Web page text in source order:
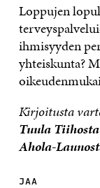
Loppujen
ihmisyyden
yhteiskunta?
Kirjoitusta
Tuula Tiihosta
Ahola-
JAA